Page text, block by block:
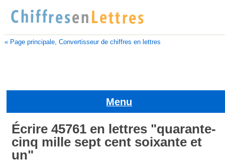
« Page principale, Convertisseur de chiffres en lettres
Menu
Écrire 45761 en lettres "quarante-
cinq mille sept cent soixante et
un"